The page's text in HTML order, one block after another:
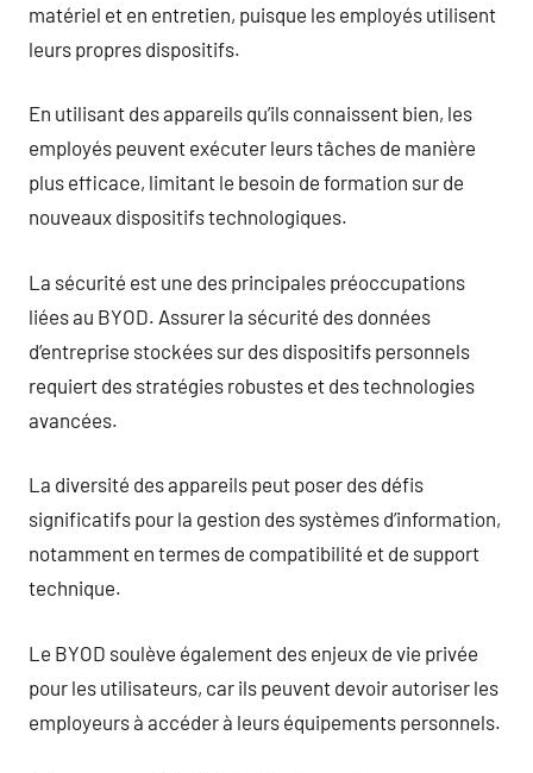
matériel et en entretien, puisque les employés utilisent
leurs propres dispositifs.
En utilisant des appareils qu’ils connaissent bien, les
employés peuvent exécuter leurs tâches de manière
plus efficace, limitant le besoin de formation sur de
nouveaux dispositifs technologiques.
La sécurité est une des principales préoccupations
liées au BYOD. Assurer la sécurité des données
d’entreprise stockées sur des dispositifs personnels
requiert des stratégies robustes et des technologies
avancées.
La diversité des appareils peut poser des défis
significatifs pour la gestion des systèmes d’information,
notamment en termes de compatibilité et de support
technique.
Le BYOD soulève également des enjeux de vie privée
pour les utilisateurs, car ils peuvent devoir autoriser les
employeurs à accéder à leurs équipements personnels.